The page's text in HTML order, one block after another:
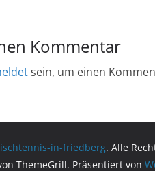
Kommentar
sein, um einen
in-friedberg. Alle
ThemeGrill. Präsentiert von